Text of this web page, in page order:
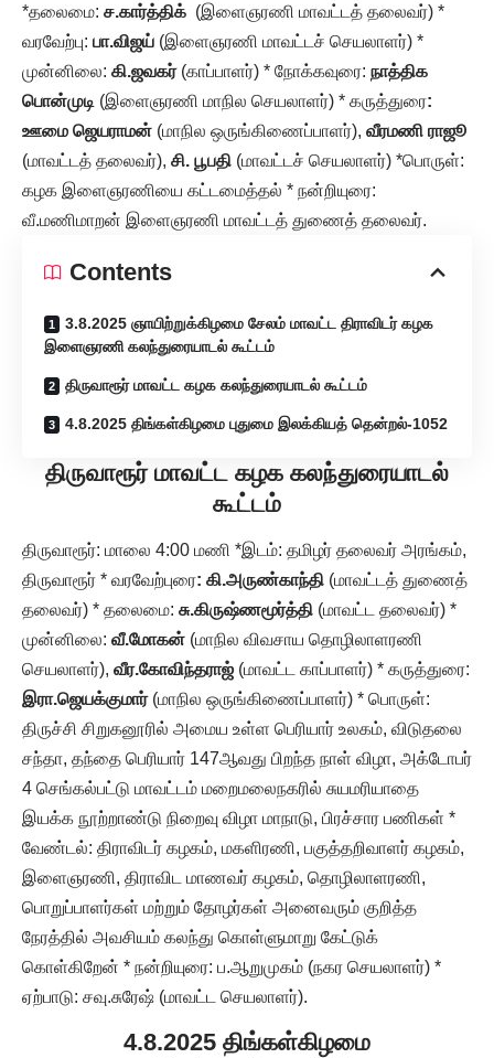
*தலைமை: ச.கார்த்திக் (இளைஞரணி மாவட்டத் தலைவர்) *
வரவேற்பு: பா.விஜய் (இளைஞரணி மாவட்டச் செயலாளர்) *
முன்னிலை: கி.ஜவகர்(காப்பாளர்) * நோக்கவுரை: நாத்திக
பொன்முடி (இளைஞரணி மாநில செயலாளர்) * கருத்துரை:
ஊமை ஜெயராமன் (மாநில ஒருங்கிணைப்பாளர்), வீரமணி ராஜூ
(மாவட்டத் தலைவர்), சி. பூபதி (மாவட்டச் செயலாளர்) *பொருள்:
கழக இளைஞரணியை கட்டமைத்தல் * நன்றியுரை:
வீ.மணிமாறன் இளைஞரணி மாவட்டத் துணைத் தலைவர்.
Contents
3.8.2025 ஞாயிற்றுக்கிழமை சேலம் மாவட்ட திராவிடர் கழக
இளைஞரணி கலந்துரையாடல் கூட்டம்
திருவாரூர் மாவட்ட கழக கலந்துரையாடல் கூட்டம்
4.8.2025 திங்கள்கிழமை புதுமை இலக்கியத் தென்றல்-1052
திருவாரூர் மாவட்ட கழக கலந்துரையாடல்
கூட்டம்
திருவாரூர்: மாலை 4:00 மணி *இடம்: தமிழர் தலைவர் அரங்கம்,
திருவாரூர் * வரவேற்புரை: கி.அருண்காந்தி (மாவட்டத் துணைத்
தலைவர்) * தலைமை: சு.கிருஷ்ணமூர்த்தி (மாவட்ட தலைவர்) *
முன்னிலை: வீ.மோகன் (மாநில விவசாய தொழிலாளரணி
செயலாளர்), வீர.கோவிந்தராஜ் (மாவட்ட காப்பாளர்) * கருத்துரை:
இரா.ஜெயக்குமார்(மாநில ஒருங்கிணைப்பாளர்) * பொருள்:
திருச்சி சிறுகனூரில் அமைய உள்ள பெரியார் உலகம், விடுதலை
சந்தா, தந்தை பெரியார் 147ஆவது பிறந்த நாள் விழா, அக்டோபர்
4 செங்கல்பட்டு மாவட்டம் மறைமலைநகரில் சுயமரியாதை
இயக்க நூற்றாண்டு நிறைவு விழா மாநாடு, பிரச்சார பணிகள் *
வேண்டல்: திராவிடர் கழகம், மகளிரணி, பகுத்தறிவாளர் கழகம்,
இளைஞரணி, திராவிட மாணவர் கழகம், தொழிலாளரணி,
பொறுப்பாளர்கள் மற்றும் தோழர்கள் அனைவரும் குறித்த
நேரத்தில் அவசியம் கலந்து கொள்ளுமாறு கேட்டுக்
கொள்கிறேன் * நன்றியுரை: ப.ஆறுமுகம் (நகர செயலாளர்) *
ஏற்பாடு: சவு.சுரேஷ் (மாவட்ட செயலாளர்).
4.8.2025 திங்கள்கிழமை